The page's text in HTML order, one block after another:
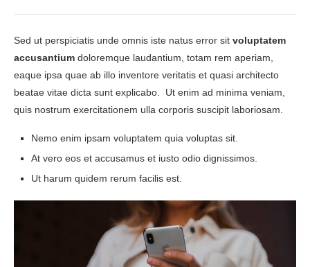
Sed ut perspiciatis unde omnis iste natus error sit voluptatem
accusantium doloremque laudantium, totam rem aperiam,
eaque ipsa quae ab illo inventore veritatis et quasi architecto
beatae vitae dicta sunt explicabo. Ut enim ad minima veniam,
quis nostrum exercitationem ulla corporis suscipit laboriosam.
Nemo enim ipsam voluptatem quia voluptas sit.
At vero eos et accusamus et iusto odio dignissimos.
Ut harum quidem rerum facilis est.